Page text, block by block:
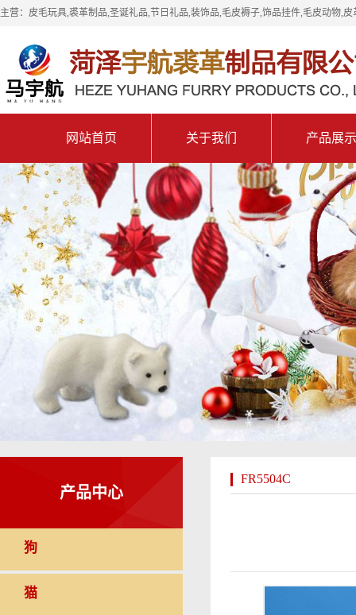
主营：皮毛玩具,裘革制品,圣诞礼品,节日礼品,装饰品,毛皮褥子,饰品挂件,毛皮动物,
网站首页 关于我们 产品展示
产品中心
狗
猫
FR5504C